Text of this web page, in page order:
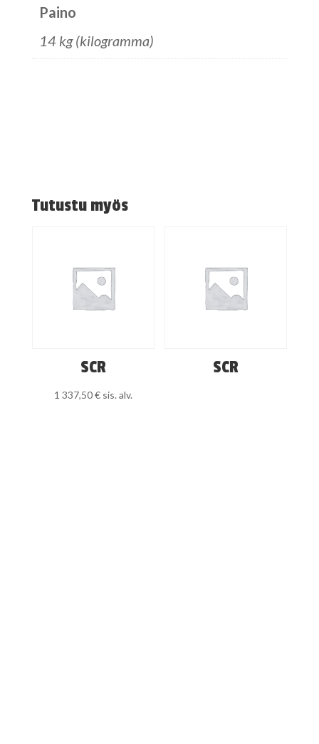
Paino
14 kg (kilogramma)
Tutustu myös
SCR
1 337,50€ sis. alv.
SCR